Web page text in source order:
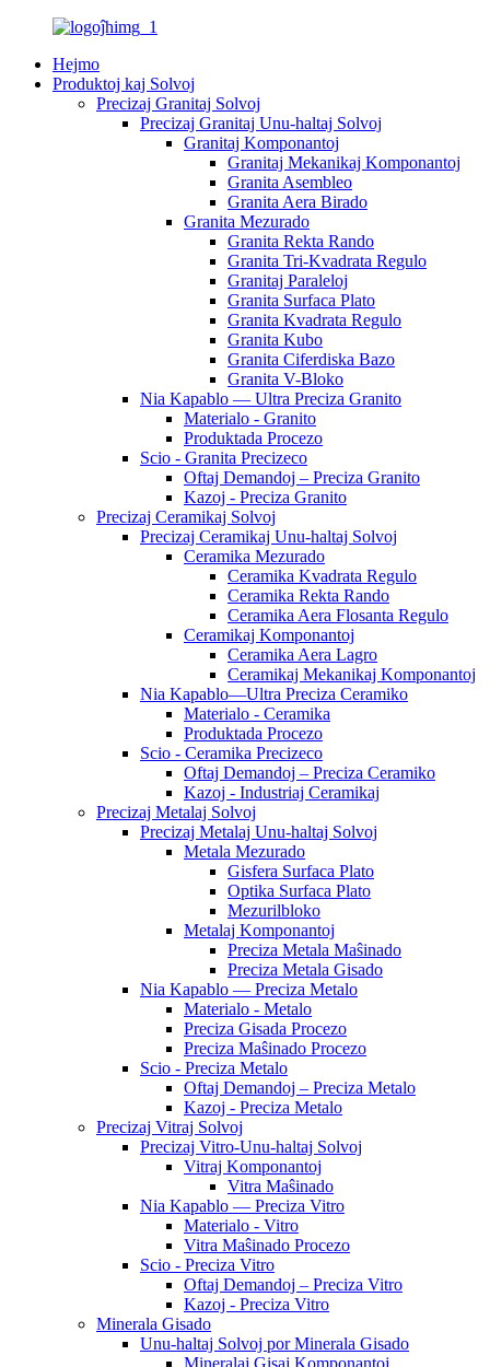
Hejmo
Produktoj kaj Solvoj
Precizaj Granitaj Solvoj
Precizaj Granitaj Unu-haltaj Solvoj
Granitaj Komponantoj
Granitaj Mekanikaj Komponantoj
Granita Asembleo
Granita Aera Birado
Granita Mezurado
Granita Rekta Rando
Granita Tri-Kvadrata Regulo
Granitaj Paraleloj
Granita Surfaca Plato
Granita Kvadrata Regulo
Granita Kubo
Granita Ciferdiska Bazo
Granita V-Bloko
Nia Kapablo — Ultra Preciza Granito
Materialo - Granito
Produktada Procezo
Scio - Granita Precizeco
Oftaj Demandoj – Preciza Granito
Kazoj - Preciza Granito
Precizaj Ceramikaj Solvoj
Precizaj Ceramikaj Unu-haltaj Solvoj
Ceramika Mezurado
Ceramika Kvadrata Regulo
Ceramika Rekta Rando
Ceramika Aera Flosanta Regulo
Ceramikaj Komponantoj
Ceramika Aera Lagro
Ceramikaj Mekanikaj Komponantoj
Nia Kapablo—Ultra Preciza Ceramiko
Materialo - Ceramika
Produktada Procezo
Scio - Ceramika Precizeco
Oftaj Demandoj – Preciza Ceramiko
Kazoj - Industriaj Ceramikaj
Precizaj Metalaj Solvoj
Precizaj Metalaj Unu-haltaj Solvoj
Metala Mezurado
Gisfera Surfaca Plato
Optika Surfaca Plato
Mezurilbloko
Metalaj Komponantoj
Preciza Metala Maŝinado
Preciza Metala Gisado
Nia Kapablo — Preciza Metalo
Materialo - Metalo
Preciza Gisada Procezo
Preciza Maŝinado Procezo
Scio - Preciza Metalo
Oftaj Demandoj – Preciza Metalo
Kazoj - Preciza Metalo
Precizaj Vitraj Solvoj
Precizaj Vitro-Unu-haltaj Solvoj
Vitraj Komponantoj
Vitra Maŝinado
Nia Kapablo — Preciza Vitro
Materialo - Vitro
Vitra Maŝinado Procezo
Scio - Preciza Vitro
Oftaj Demandoj – Preciza Vitro
Kazoj - Preciza Vitro
Minerala Gisado
Unu-haltaj Solvoj por Minerala Gisado
Mineralaj Gisaj Komponantoj